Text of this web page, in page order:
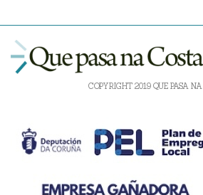
COPYRIGHT 2019 QUE PASA